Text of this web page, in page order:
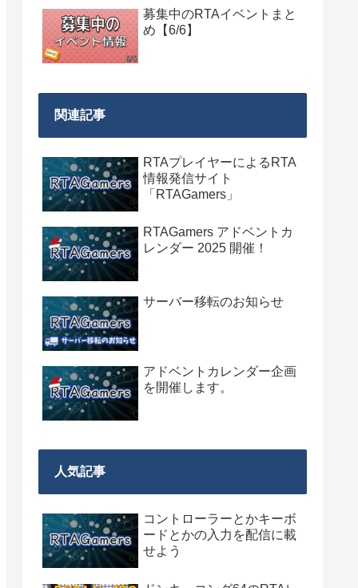
募集中のRTAイベントまと
め【6/6】
関連記事
RTAプレイヤーによるRTA
情報発信サイト
「RTAGamers」
RTAGamers アドベントカ
レンダー 2025 開催！
サーバー移転のお知らせ
アドベントカレンダー企画
を開催します。
人気記事
コントローラーとかキーボ
ードとかの入力を配信に載
せよう